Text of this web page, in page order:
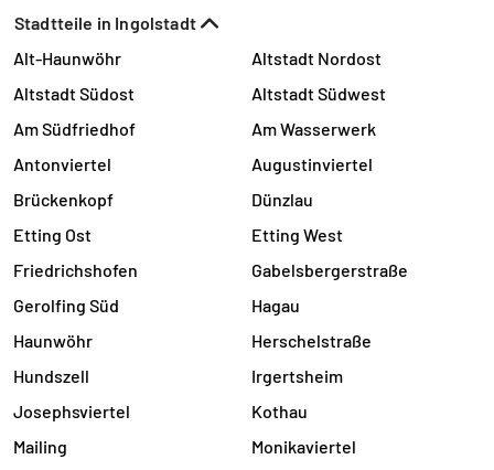
Stadtteile in Ingolstadt
Alt-Haunwöhr
Altstadt Nordost
Altstadt Südost
Altstadt Südwest
Am Südfriedhof
Am Wasserwerk
Antonviertel
Augustinviertel
Brückenkopf
Dünzlau
Etting Ost
Etting West
Friedrichshofen
Gabelsbergerstraße
Gerolfing Süd
Hagau
Haunwöhr
Herschelstraße
Hundszell
Irgertsheim
Josephsviertel
Kothau
Mailing
Monikaviertel